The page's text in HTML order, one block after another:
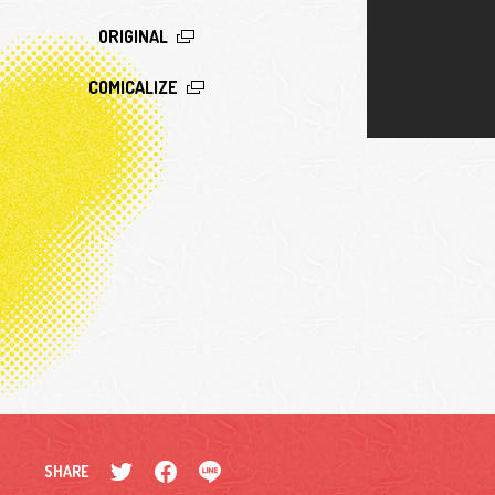
ORIGINAL
COMICALIZE
SHARE
Facebook
LINE